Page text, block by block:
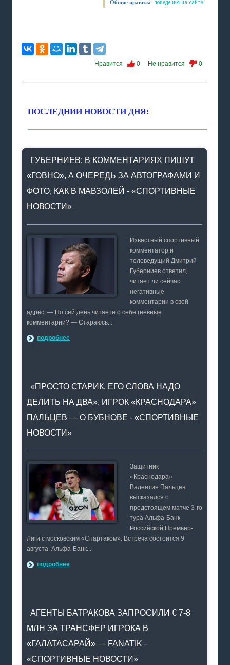
Общие правила поведения на сайте.
Нравится 0 Не нравится 0
ПОСЛЕДНИИ НОВОСТИ ДНЯ:
ГУБЕРНИЕВ: В КОММЕНТАРИЯХ ПИШУТ
«ГОВНО», А ОЧЕРЕДЬ ЗА АВТОГРАФАМИ И
ФОТО, КАК В МАВЗОЛЕЙ - «СПОРТИВНЫЕ
НОВОСТИ»
Известный спортивный
комментатор и
телеведущий Дмитрий
Губерниев ответил,
читает ли сейчас
негативные
комментарии в свой
адрес. — По сей день читаете о себе гневные
комментарии? — Стараюсь...
подробнее
«ПРОСТО СТАРИК. ЕГО СЛОВА НАДО
ДЕЛИТЬ НА ДВА». ИГРОК «КРАСНОДАРА»
ПАЛЬЦЕВ — О БУБНОВЕ - «СПОРТИВНЫЕ
НОВОСТИ»
Защитник
«Краснодара»
Валентин Пальцев
высказался о
предстоящем матче 3-го
тура Альфа-Банк
Российской Премьер-
Лиги с московским «Спартаком». Встреча состоится 9
августа. Альфа-Банк...
подробнее
АГЕНТЫ БАТРАКОВА ЗАПРОСИЛИ € 7-8
МЛН ЗА ТРАНСФЕР ИГРОКА В
«ГАЛАТАСАРАЙ» — FANATIK -
«СПОРТИВНЫЕ НОВОСТИ»